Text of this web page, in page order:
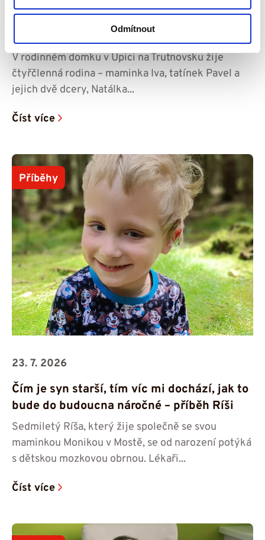
Odmítnout
Snažíme se dělat vše potřebné, aby dcera
byla šťastná – příběh Amálky
V rodinném domku v Úpici na Trutnovsku žije
čtyřčlenná rodina – maminka Iva, tatínek Pavel a
jejich dvě dcery, Natálka...
Číst více
Příběhy
23. 7. 2026
Čím je syn starší, tím víc mi dochází, jak to
bude do budoucna náročné – příběh Ríši
Sedmiletý Ríša, který žije společně se svou
maminkou Monikou v Mostě, se od narození potýká
s dětskou mozkovou obrnou. Lékaři...
Číst více